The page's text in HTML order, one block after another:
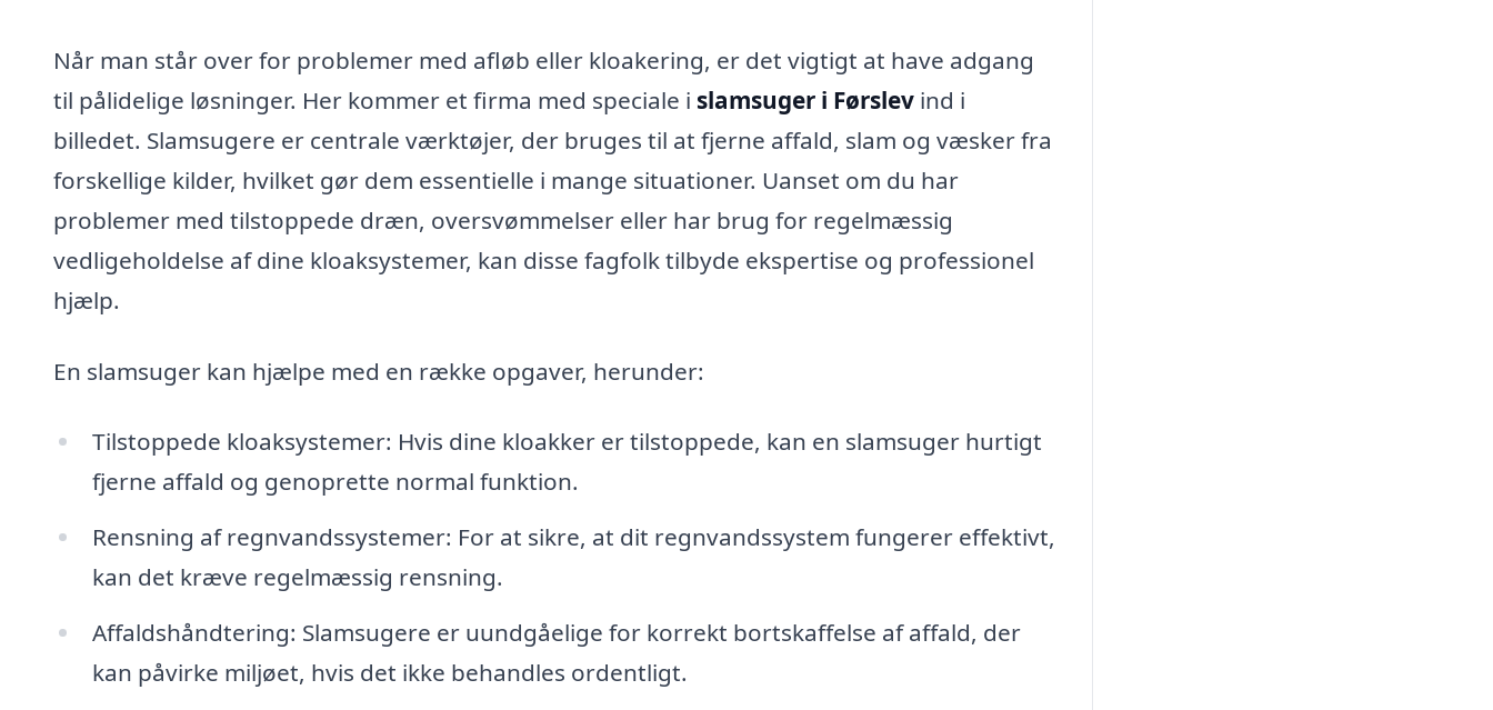
Når man står over for problemer med afløb eller kloakering, er det vigtigt at have adgang
til pålidelige løsninger. Her kommer et firma med speciale i slamsuger i Førslev ind i
billedet. Slamsugere er centrale værktøjer, der bruges til at fjerne affald, slam og væsker fra
forskellige kilder, hvilket gør dem essentielle i mange situationer. Uanset om du har
problemer med tilstoppede dræn, oversvømmelser eller har brug for regelmæssig
vedligeholdelse af dine kloaksystemer, kan disse fagfolk tilbyde ekspertise og professionel
hjælp.
En slamsuger kan hjælpe med en række opgaver, herunder:
Tilstoppede kloaksystemer: Hvis dine kloakker er tilstoppede, kan en slamsuger hurtigt
fjerne affald og genoprette normal funktion.
Rensning af regnvandssystemer: For at sikre, at dit regnvandssystem fungerer effektivt,
kan det kræve regelmæssig rensning.
Affaldshåndtering: Slamsugere er uundgåelige for korrekt bortskaffelse af affald, der
kan påvirke miljøet, hvis det ikke behandles ordentligt.